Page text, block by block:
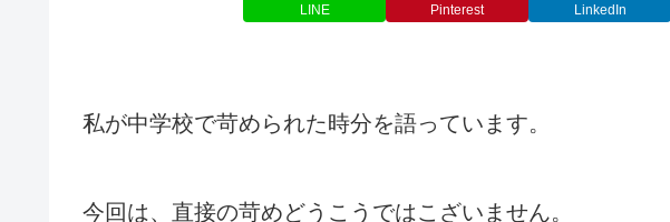
LINE Pinterest LinkedIn
私が中学校で苛められた時分を語っています。
今回は、直接の苛めどうこうではこざいません。